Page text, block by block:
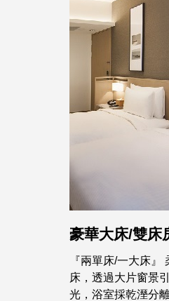
豪華大床/雙床
『兩單床/一大床』
床，透過大片窗景
光，浴室採乾溼分